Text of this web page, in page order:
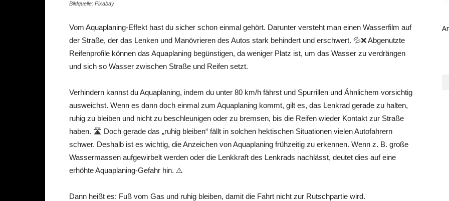
Bildquelle: Pixabay
Vom Aquaplaning-Effekt hast du sicher schon einmal gehört. Darunter versteht man einen Wasserfilm auf
der Straße, der das Lenken und Manövrieren des Autos stark behindert und erschwert. 💦❌ Abgenutzte
Reifenprofile können das Aquaplaning begünstigen, da weniger Platz ist, um das Wasser zu verdrängen
und sich so Wasser zwischen Straße und Reifen setzt.
Verhindern kannst du Aquaplaning, indem du unter 80 km/h fährst und Spurrillen und Ähnlichem vorsichtig
ausweichst. Wenn es dann doch einmal zum Aquaplaning kommt, gilt es, das Lenkrad gerade zu halten,
ruhig zu bleiben und nicht zu beschleunigen oder zu bremsen, bis die Reifen wieder Kontakt zur Straße
haben. 🛣️ Doch gerade das „ruhig bleiben“ fällt in solchen hektischen Situationen vielen Autofahrern
schwer. Deshalb ist es wichtig, die Anzeichen von Aquaplaning frühzeitig zu erkennen. Wenn z. B. große
Wassermassen aufgewirbelt werden oder die Lenkkraft des Lenkrads nachlässt, deutet dies auf eine
erhöhte Aquaplaning-Gefahr hin. ⚠️
Dann heißt es: Fuß vom Gas und ruhig bleiben, damit die Fahrt nicht zur Rutschpartie wird.